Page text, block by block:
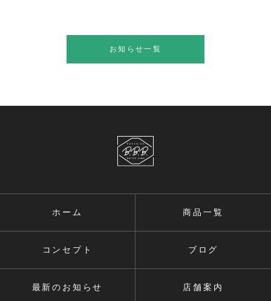
お知らせ一覧
ホーム 商品一覧
コンセプト ブログ
最新のお知らせ 店舗案内